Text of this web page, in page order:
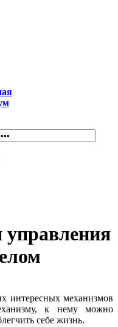
управления
интересных механизмов
к нему можно
себе жизнь.